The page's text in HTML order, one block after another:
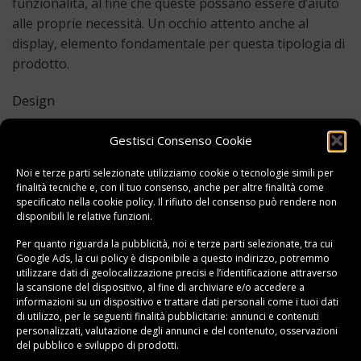
Gestisci Consenso Cookie
Noi e terze parti selezionate utilizziamo cookie o tecnologie simili per
finalità tecniche e, con il tuo consenso, anche per altre finalità come
specificato nella cookie policy. Il rifiuto del consenso può rendere non
disponibili le relative funzioni.
Per quanto riguarda la pubblicità, noi e terze parti selezionate, tra cui
Google Ads, la cui policy è disponibile a questo indirizzo, potremmo
utilizzare dati di geolocalizzazione precisi e l’identificazione attraverso
la scansione del dispositivo, al fine di archiviare e/o accedere a
informazioni su un dispositivo e trattare dati personali come i tuoi dati
di utilizzo, per le seguenti finalità pubblicitarie: annunci e contenuti
personalizzati, valutazione degli annunci e del contenuto, osservazioni
del pubblico e sviluppo di prodotti.
alle proprie necessità. Un occhio attento anche al
display, elemento fondamentale per questa tipologia di
prodotto.
Design
disegnata appositamente perchè possa fare al caso di
studenti e professionisti, utilizzabile quindiin ogni
ambito.
Il colore predominante è quello del grigio chiaro
accompagnato da un nero tenue sulla cornice, con tasti
che sempre in nero – bianco e arancione.
Il suo peso è pari a100 grammi,molto meno della
media attuale, ideale per essere riposto all’interno di
una tasca o per essere trasportato in borsa senza che
prenda troppo spazio.